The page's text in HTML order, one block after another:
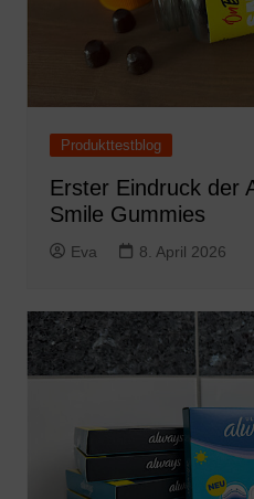
Produkttestblog
Erster Eindruck der
Smile Gummies
Eva 8. April 2026